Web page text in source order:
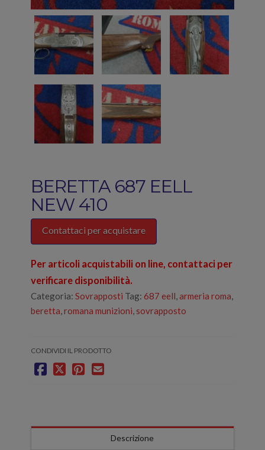
BERETTA 687 EELL
NEW 410
Contattaci per acquistare
Per articoli acquistabili on line, contattaci per
verificare disponibilità.
Categoria: Sovrapposti Tag: 687 eell,armeria roma,
beretta,romana munizioni, sovrapposto
CONDIVIDI IL PRODOTTO
Descrizione